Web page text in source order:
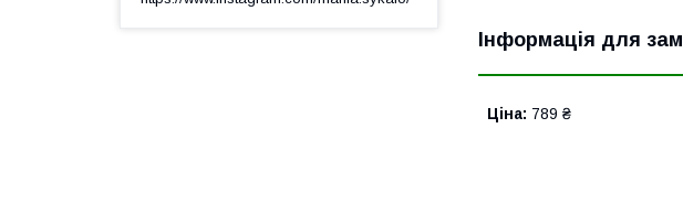
Інформація для
Ціна: 789 ₴